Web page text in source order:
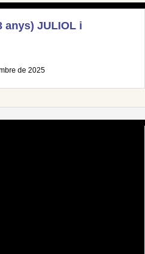
anys) JULIOL i
de 2025